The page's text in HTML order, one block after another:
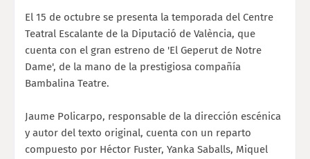
El 15 de octubre se presenta la temporada del Centre
Teatral Escalante de la Diputació de València, que
cuenta con el gran estreno de 'El Geperut de Notre
Dame', de la mano de la prestigiosa compañía
Bambalina Teatre.
Jaume Policarpo, responsable de la dirección escénica
y autor del texto original, cuenta con un reparto
compuesto por Héctor Fuster, Yanka Saballs, Miquel